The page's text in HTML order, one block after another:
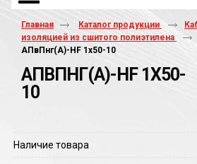
Главная Каталог продукции
изоляцией из сшитого полиэтилена
АПвПнг(A)-HF 1х50-10
АПВПНГ(A)-HF 1Х50-
10
Наличие товара